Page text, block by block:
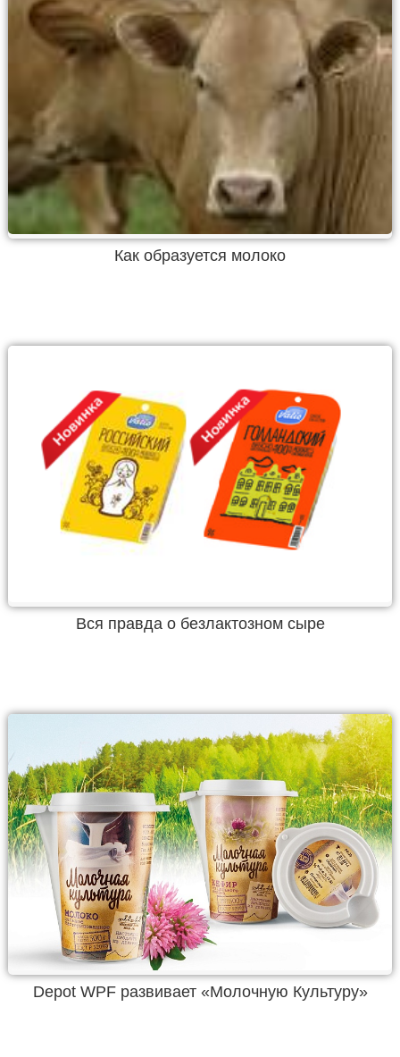
Как образуется молоко
Вся правда о безлактозном сыре
Depot WPF развивает «Молочную Культуру»